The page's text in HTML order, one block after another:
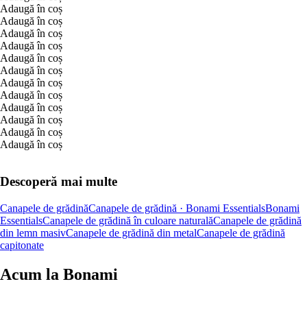
Adaugă în coș
Adaugă în coș
Adaugă în coș
Adaugă în coș
Adaugă în coș
Adaugă în coș
Adaugă în coș
Adaugă în coș
Adaugă în coș
Adaugă în coș
Adaugă în coș
Adaugă în coș
Descoperă mai multe
Canapele de grădinăCanapele de grădină · Bonami EssentialsBonami
EssentialsCanapele de grădină în culoare naturalăCanapele de grădină
din lemn masivCanapele de grădină din metalCanapele de grădină
capitonate
Acum la Bonami